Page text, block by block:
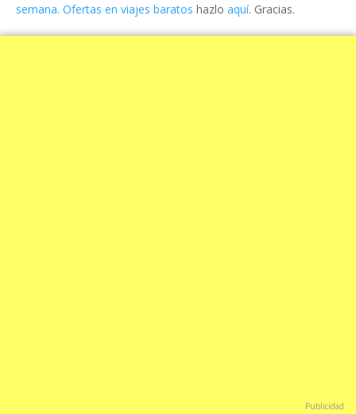
semana. Ofertas en viajes baratos hazlo aquí. Gracias.
Publicidad